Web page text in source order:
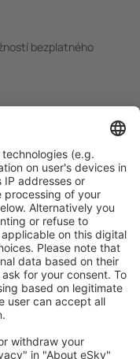
bezplatného
pro přihlášené
hotelů,
ubytování
- Oblíbená
Davenport